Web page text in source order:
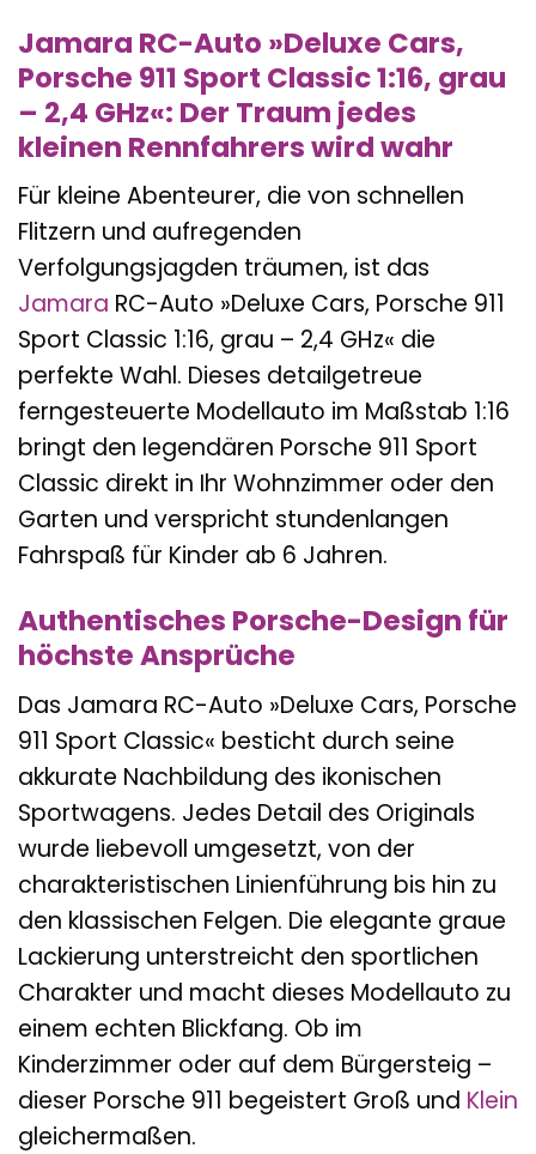
Jamara RC-Auto »Deluxe Cars,
Porsche 911 Sport Classic 1:16, grau
– 2,4 GHz«: Der Traum jedes
kleinen Rennfahrers wird wahr
Für kleine Abenteurer, die von schnellen
Flitzern und aufregenden
Verfolgungsjagden träumen, ist das
Jamara RC-Auto »Deluxe Cars, Porsche 911
Sport Classic 1:16, grau – 2,4 GHz« die
perfekte Wahl. Dieses detailgetreue
ferngesteuerte Modellauto im Maßstab 1:16
bringt den legendären Porsche 911 Sport
Classic direkt in Ihr Wohnzimmer oder den
Garten und verspricht stundenlangen
Fahrspaß für Kinder ab 6 Jahren.
Authentisches Porsche-Design für
höchste Ansprüche
Das Jamara RC-Auto »Deluxe Cars, Porsche
911 Sport Classic« besticht durch seine
akkurate Nachbildung des ikonischen
Sportwagens. Jedes Detail des Originals
wurde liebevoll umgesetzt, von der
charakteristischen Linienführung bis hin zu
den klassischen Felgen. Die elegante graue
Lackierung unterstreicht den sportlichen
Charakter und macht dieses Modellauto zu
einem echten Blickfang. Ob im
Kinderzimmer oder auf dem Bürgersteig –
dieser Porsche 911 begeistert Groß und Klein
gleichermaßen.